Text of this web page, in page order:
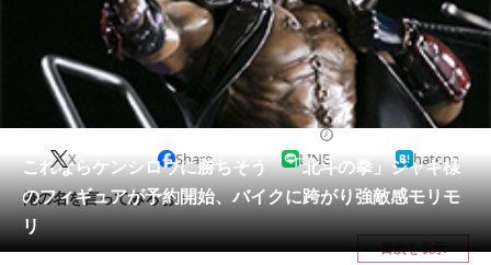
地域
住まい 教育・育児
リサーチ
会員記事
メディア
注目記事を集めた総合ページ
これならケンシロウに勝ちそう 「北斗の拳」ジャギ様
のフィギュアが予約開始、バイクに跨がり強敵感モリモ
リ
X Share LINE hatena
俺の名を言ってみろぉ!!
目次を表示